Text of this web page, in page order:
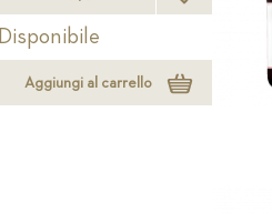
Disponibile
Aggiungi al carrello